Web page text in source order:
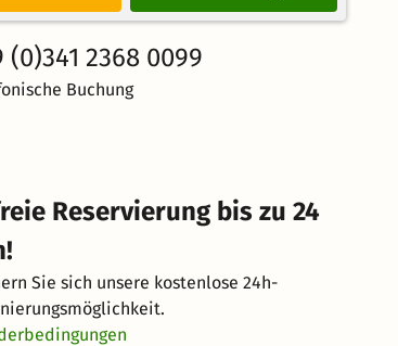
(0)341 2368 0099
Buchung
Reservierung bis zu 24
Sie sich unsere kostenlose 24h-